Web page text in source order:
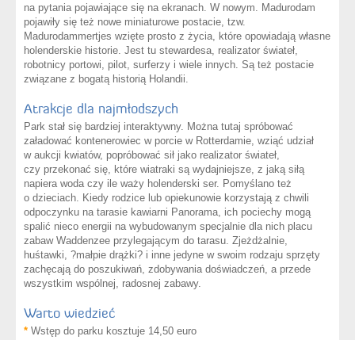
na pytania pojawiające się na ekranach. W nowym. Madurodam
pojawiły się też nowe miniaturowe postacie, tzw.
Madurodammertjes wzięte prosto z życia, które opowiadają własne
holenderskie historie. Jest tu stewardesa, realizator świateł,
robotnicy portowi, pilot, surferzy i wiele innych. Są też postacie
związane z bogatą historią Holandii.
Atrakcje dla najmłodszych
Park stał się bardziej interaktywny. Można tutaj spróbować
załadować kontenerowiec w porcie w Rotterdamie, wziąć udział
w aukcji kwiatów, popróbować sił jako realizator świateł,
czy przekonać się, które wiatraki są wydajniejsze, z jaką siłą
napiera woda czy ile waży holenderski ser. Pomyślano też
o dzieciach. Kiedy rodzice lub opiekunowie korzystają z chwili
odpoczynku na tarasie kawiarni Panorama, ich pociechy mogą
spalić nieco energii na wybudowanym specjalnie dla nich placu
zabaw Waddenzee przylegającym do tarasu. Zjeżdżalnie,
huśtawki, ?małpie drążki? i inne jedyne w swoim rodzaju sprzęty
zachęcają do poszukiwań, zdobywania doświadczeń, a przede
wszystkim wspólnej, radosnej zabawy.
Warto wiedzieć
* Wstęp do parku kosztuje 14,50 euro